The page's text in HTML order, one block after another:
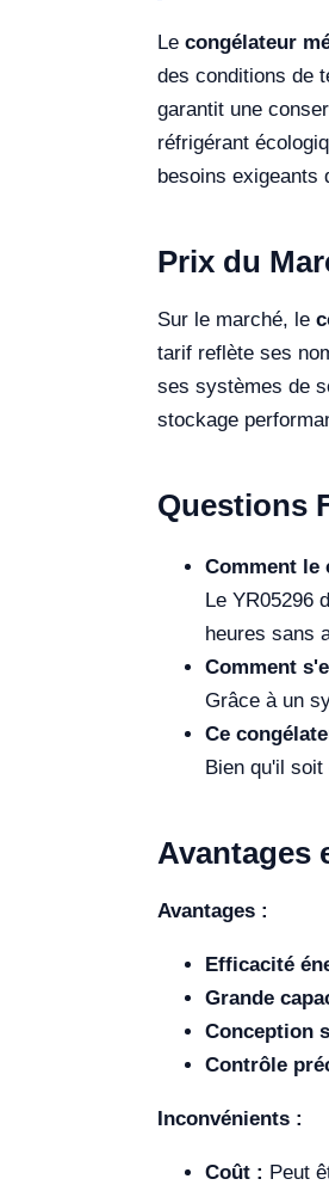
Le congélateur
des conditions de
garantit une
réfrigérant
besoins exigeants
Prix du
Sur le marché, le
tarif reflète ses
ses systèmes de
stockage
Questions
Comment le
Le YR05296
heures sans
Comment
Grâce à un
Ce
Bien qu'il
Avantages
Avantages :
Efficacité
Grande
Conception
Contrôle
Inconvénients :
Coût : Peut